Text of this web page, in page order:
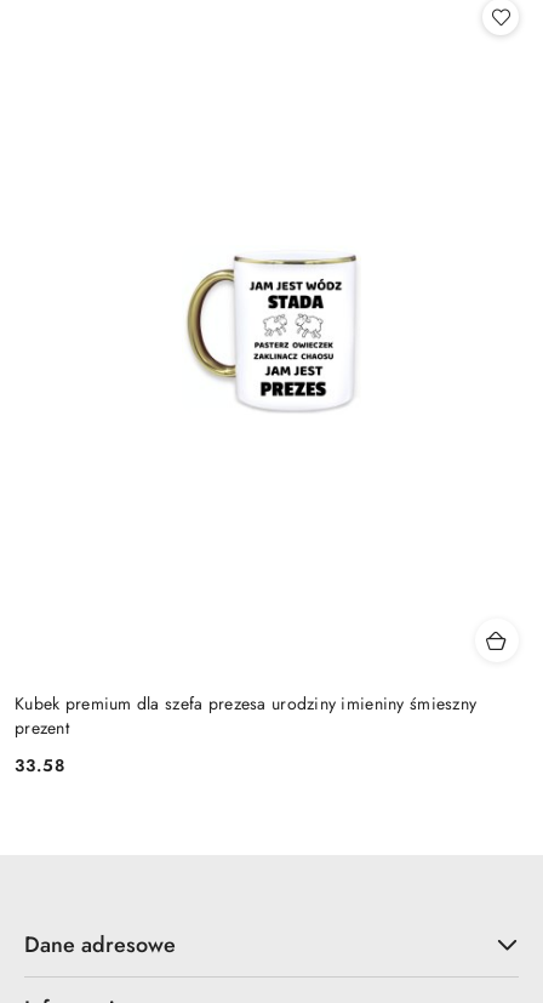
Kubek premium dla szefa prezesa urodziny imieniny śmieszny
prezent
Cena:
33.58
Dane adresowe